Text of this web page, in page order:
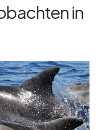
in